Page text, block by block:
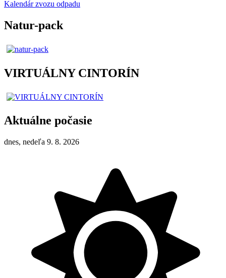
Kalendár zvozu odpadu
Natur-pack
VIRTUÁLNY CINTORÍN
Aktuálne počasie
dnes, nedeľa 9. 8. 2026